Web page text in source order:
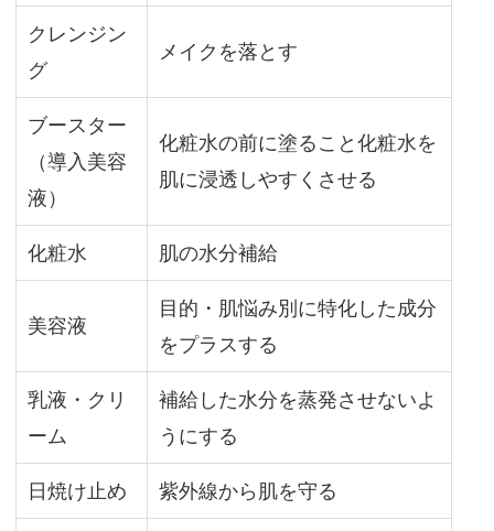
テ
ム
割
レ
グ
クレンジン
グ
メイクを落とす
ブースター
（導入美容
液）
化粧水の前に塗ること化粧水を
肌に浸透しやすくさせる
化粧水 肌の水分補給
美容液
目的・肌悩み別に特化した成分
をプラスする
乳液・クリ
ーム
補給した水分を蒸発させないよ
うにする
日焼け止め 紫外線から肌を守る